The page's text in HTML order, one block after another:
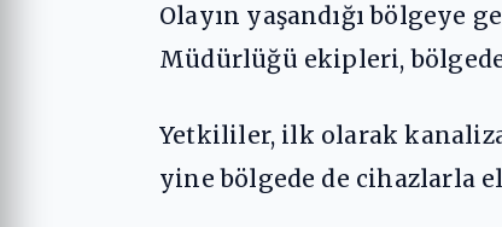
Olayın yaşandığı
Müdürlüğü ekipleri,
Yetkililer, ilk olarak
yine bölgede de cihazlarla